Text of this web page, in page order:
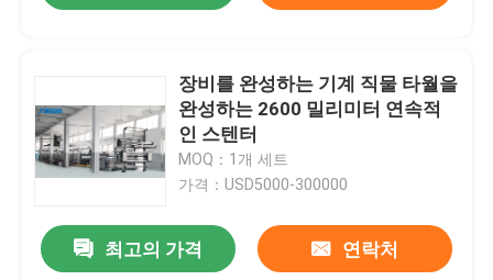
집
제품
우리에 대하여
장비를 완성하는 기계 직물 타월을
완성하는 2600 밀리미터 연속적
인 스텐터
MOQ：1개 세트
가격：USD5000-300000
최고의 가격 연락처
털 구성 10 챔버를 위한 8대 챔버 100m/Min 구성 허풍 너비 내기 기계